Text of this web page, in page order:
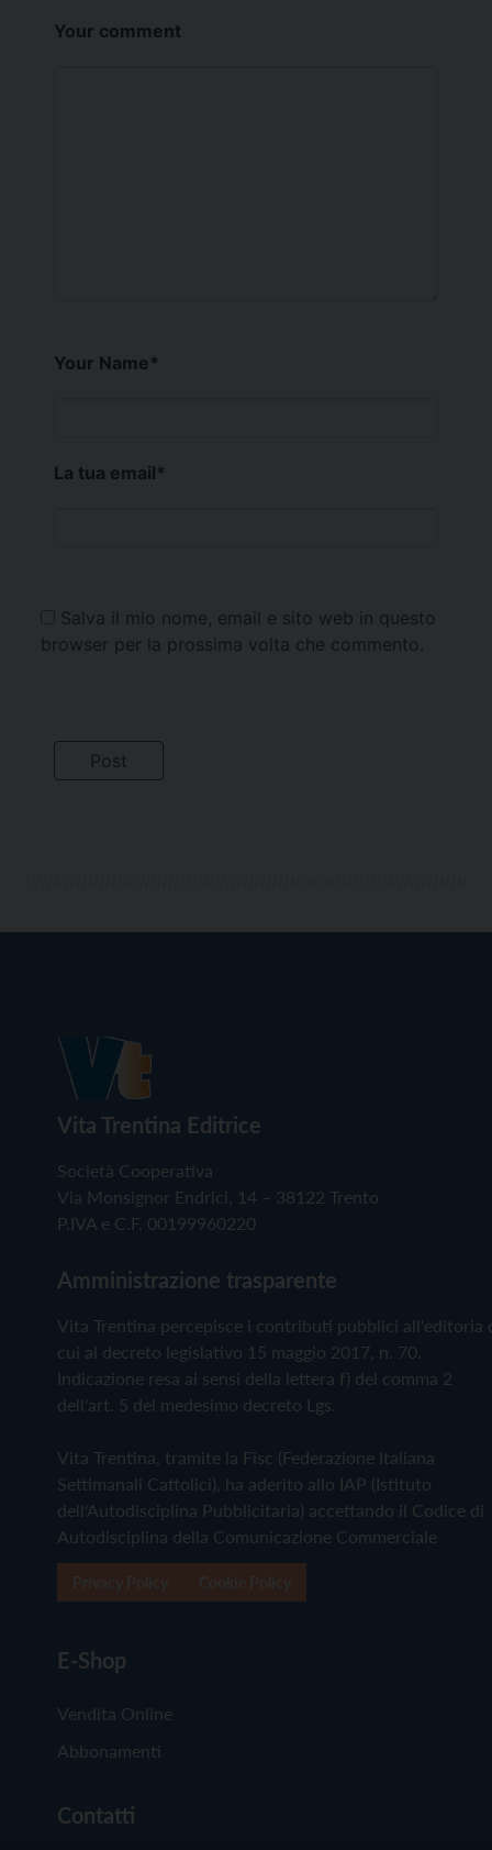
Your comment
Your Name*
La tua email*
Salva il mio nome, email e sito web in questo
browser per la prossima volta che commento.
Vita Trentina Editrice
Società Cooperativa
Via Monsignor Endrici, 14 – 38122 Trento
P.IVA e C.F. 00199960220
Amministrazione trasparente
Vita Trentina percepisce i contributi pubblici all'editoria
cui al decreto legislativo 15 maggio 2017, n. 70.
Indicazione resa ai sensi della lettera f) del comma 2
dell'art. 5 del medesimo decreto Lgs.
Vita Trentina, tramite la Fisc (Federazione Italiana
Settimanali Cattolici), ha aderito allo IAP (Istituto
dell'Autodisciplina Pubblicitaria) accettando il Codice di
Autodisciplina della Comunicazione Commerciale
E-Shop
Vendita Online
Abbonamenti
Contatti